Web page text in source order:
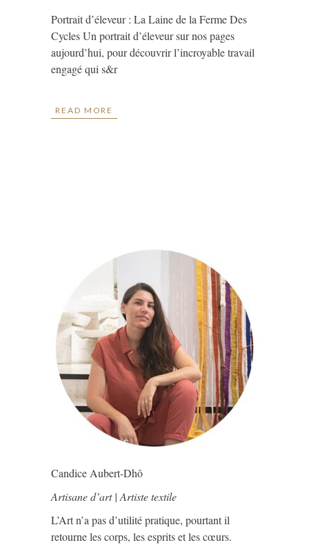
Portrait d’éleveur : La Laine de la Ferme Des
Cycles Un portrait d’éleveur sur nos pages
aujourd’hui, pour découvrir l’incroyable travail
engagé qui s&r
READ MORE
Candice Aubert-Dhô
Artisane d’art | Artiste textile
L’Art n’a pas d’utilité pratique, pourtant il
retourne les corps, les esprits et les cœurs.